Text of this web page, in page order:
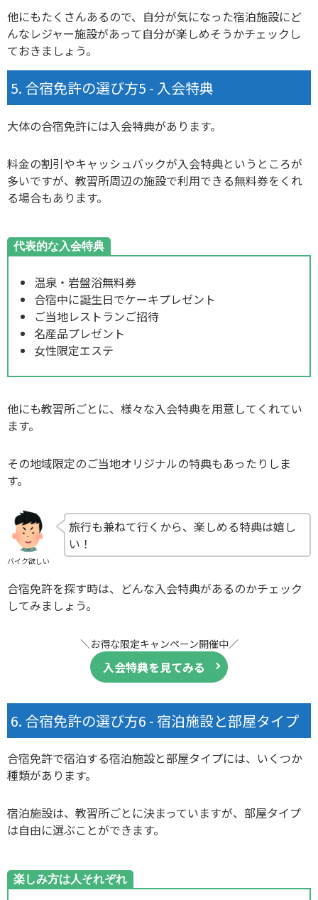
他にもたくさんあるので、自分が気になった宿泊施設にど
んなレジャー施設があって自分が楽しめそうかチェックし
ておきましょう。
合宿免許の選び方5 - 入会特典
大体の合宿免許には入会特典があります。
料金の割引やキャッシュバックが入会特典というところが
多いですが、教習所周辺の施設で利用できる無料券をくれ
る場合もあります。
代表的な入会特典
温泉・岩盤浴無料券
合宿中に誕生日でケーキプレゼント
ご当地レストランご招待
名産品プレゼント
女性限定エステ
他にも教習所ごとに、様々な入会特典を用意してくれてい
ます。
その地域限定のご当地オリジナルの特典もあったりしま
す。
バイク欲しい
旅行も兼ねて行くから、楽しめる特典は嬉し
い！
合宿免許を探す時は、どんな入会特典があるのかチェック
してみましょう。
＼お得な限定キャンペーン開催中／
入会特典を見てみる
合宿免許の選び方6 - 宿泊施設と部屋タイプ
合宿免許で宿泊する宿泊施設と部屋タイプには、いくつか
種類があります。
宿泊施設は、教習所ごとに決まっていますが、部屋タイプ
は自由に選ぶことができます。
楽しみ方は人それぞれ